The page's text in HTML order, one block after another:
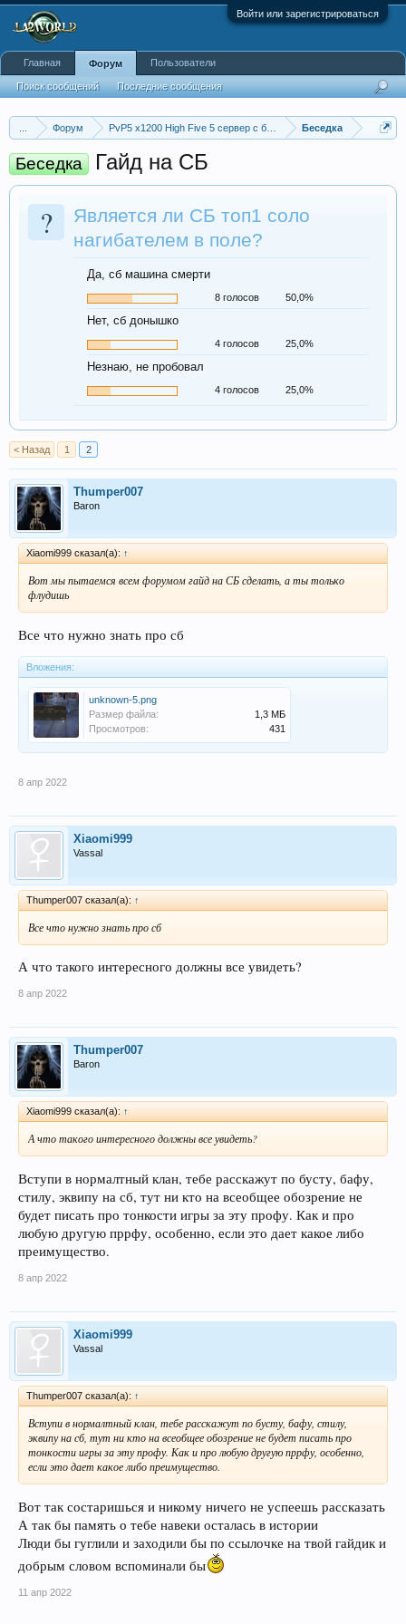
Войти или зарегистрироваться
Форум PvP5 x1200 High Five 5 сервер с баферомБеседка
Беседка Гайд на СБ
?
Является ли СБ топ1 соло
нагибателем в поле?
Да, сб машина смерти
8 голосов 50,0%
Нет, сб донышко
4 голосов 25,0%
Незнаю, не пробовал
4 голосов 25,0%
< Назад 1 2
Thumper007
Baron
Xiaomi999 сказал(а): ↑
Вот мы пытаемся всем форумом гайд на СБ сделать, а ты только
флудишь
Все что нужно знать про сб
Вложения:
unknown-5.png
Размер файла:
1,3 МБ
Просмотров:
431
8 апр 2022
Xiaomi999
Vassal
Thumper007 сказал(а): ↑
Все что нужно знать про сб
А что такого интересного должны все увидеть?
8 апр 2022
Thumper007
Baron
Xiaomi999 сказал(а): ↑
А что такого интересного должны все увидеть?
Вступи в нормалтный клан, тебе расскажут по бусту, бафу,
стилу, эквипу на сб, тут ни кто на всеобщее обозрение не
будет писать про тонкости игры за эту профу. Как и про
любую другую пррфу, особенно, если это дает какое либо
преимущество.
8 апр 2022
Xiaomi999
Vassal
Thumper007 сказал(а): ↑
Вступи в нормалтный клан, тебе расскажут по бусту, бафу, стилу,
эквипу на сб, тут ни кто на всеобщее обозрение не будет писать про
тонкости игры за эту профу. Как и про любую другую пррфу, особенно,
если это дает какое либо преимущество.
Вот так состаришься и никому ничего не успеешь рассказать
А так бы память о тебе навеки осталась в истории
Люди бы гуглили и заходили бы по ссылочке на твой гайдик и
добрым словом вспоминали бы
11 апр 2022
Главная Форум
Поиск сообщений Последние сообщения
Пользователи